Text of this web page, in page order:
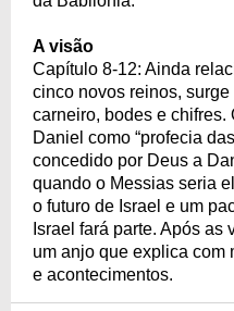
A visão
Capítulo 8-12: Ainda
cinco novos reinos,
carneiro, bodes e chifres.
Daniel como “profecia
concedido por Deus a
quando o Messias seria
o futuro de Israel e um
Israel fará parte. Após
um anjo que explica com
e acontecimentos.